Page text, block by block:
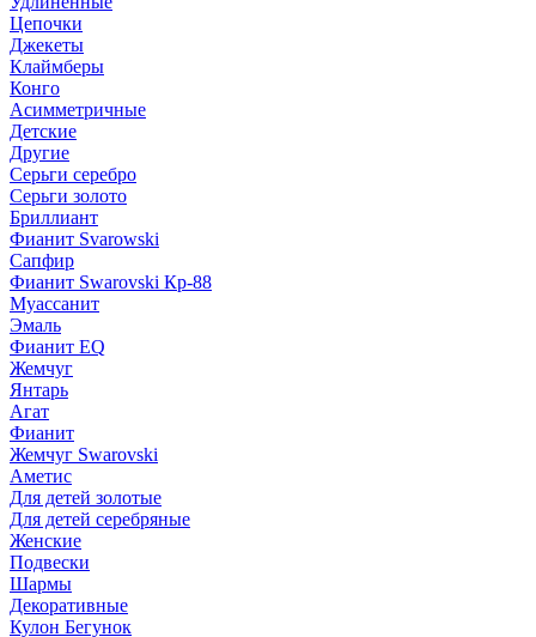
Цепочки
Джекеты
Клаймберы
Конго
Асимметричные
Детские
Другие
Серьги серебро
Серьги золото
Бриллиант
Фианит Svarowski
Сапфир
Фианит Swarovski Кр-88
Муассанит
Эмаль
Фианит EQ
Жемчуг
Янтарь
Агат
Фианит
Жемчуг Swarovski
Аметис
Для детей золотые
Для детей серебряные
Женские
Подвески
Шармы
Декоративные
Кулон Бегунок